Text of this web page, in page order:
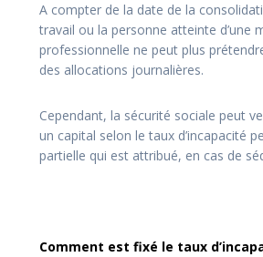
A compter de la date de la
travail ou la personne atteinte d’une
professionnelle ne peut plus
des allocations journalières.
Cependant, la sécurité sociale peut
un capital selon le taux d’incapacité
partielle qui est attribué, en cas de
Comment est fixé le taux